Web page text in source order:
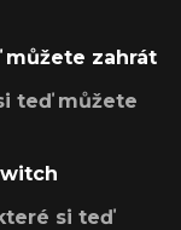
můžete zahrát
teď můžete
si teď